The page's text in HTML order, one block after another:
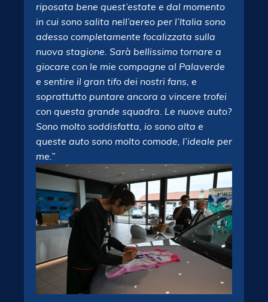
riposata bene quest’estate e dal momento
in cui sono salita nell’aereo per l’Italia sono
adesso completamente focalizzata sulla
nuova stagione. Sarà bellissimo tornare a
giocare con le mie compagne al Palaverde
e sentire il gran tifo dei nostri fans, e
soprattutto puntare ancora a vincere trofei
con questa grande squadra. Le nuove auto?
Sono molto soddisfatta, io sono alta e
queste auto sono molto comode, l’ideale per
me.”